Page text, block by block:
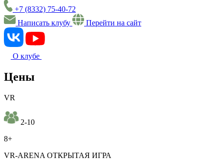
+7 (8332) 75-40-72
Написать клубу
Перейти на сайт
О клубе
Цены
VR
2-10
8+
VR-ARENA ОТКРЫТАЯ ИГРА